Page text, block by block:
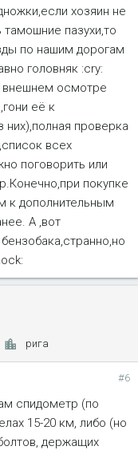
хозяин не
тамошние пазухи,то
по нашим дорогам
головняк :cry:
внешнем осмотре
её к
проверка
всех
поговорить или
покупке
к дополнительным
А ,вот
рига
#6
спидометр (по
15-20 км, либо (но
держащих